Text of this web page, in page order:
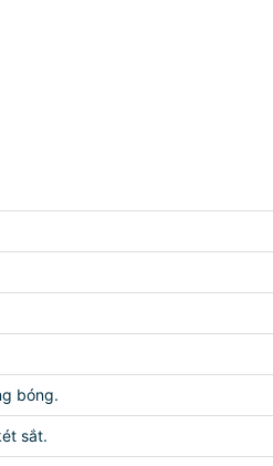
bóng.
sắt.